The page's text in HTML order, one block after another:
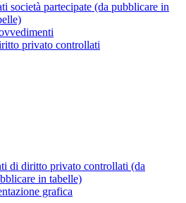
società partecipate (da pubblicare in
privato controllati
di diritto privato controllati (da
in tabelle)
grafica